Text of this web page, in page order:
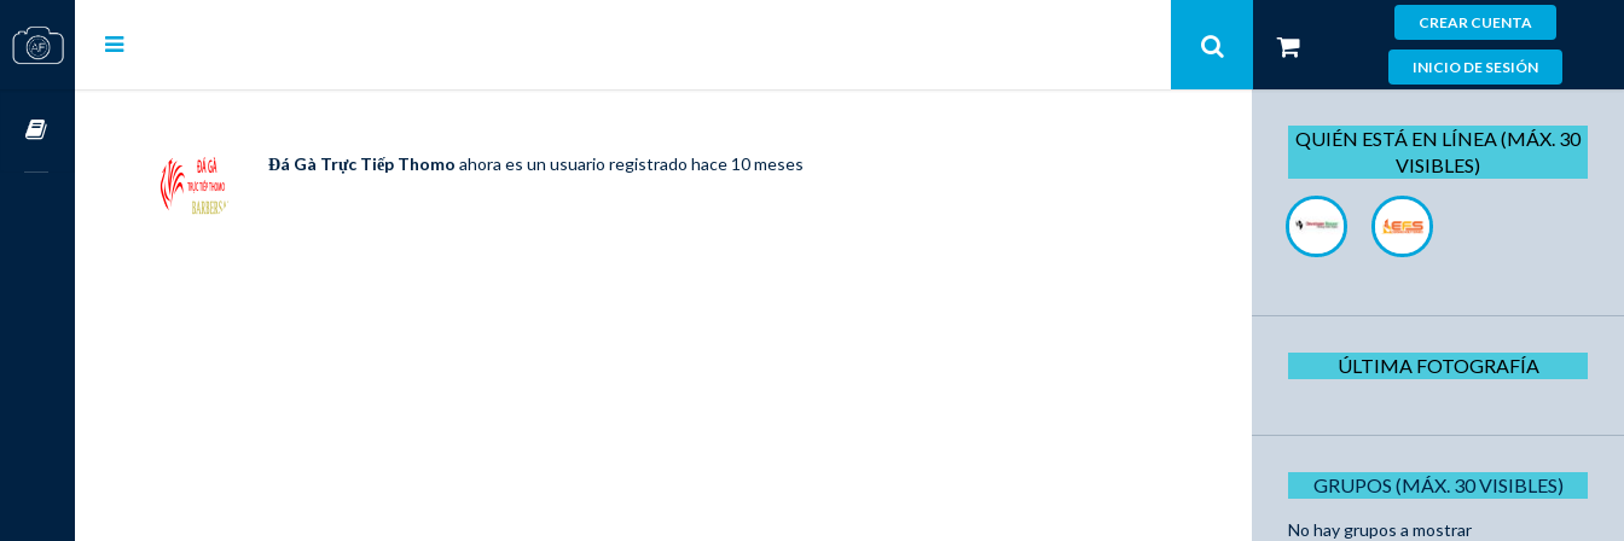
CREAR CUENTA
INICIO DE SESIÓN
Đá Gà Trực Tiếp Thomo ahora es un usuario registrado hace 10 meses
QUIÉN ESTÁ EN LÍNEA (MÁX. 30
VISIBLES)
ÚLTIMA FOTOGRAFÍA
GRUPOS (MÁX. 30 VISIBLES)
No hay grupos a mostrar